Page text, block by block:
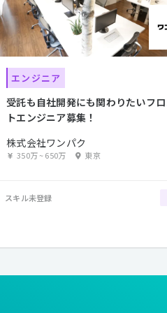
エンジニア
受託も自社開発にも関わりたいフ
トエンジニア募集！
株式会社ワンパク
350万~650万 東京
スキル未登録